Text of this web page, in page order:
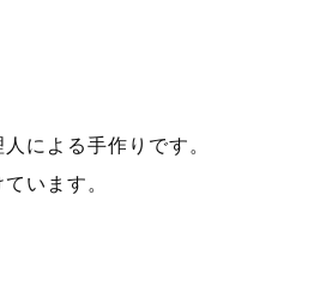
による手作りです。
います。